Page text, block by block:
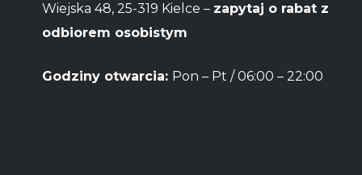
Wiejska 48, 25-319 Kielce – zapytaj o rabat z
odbiorem osobistym
Godziny otwarcia: Pon – Pt / 06:00 – 22:00